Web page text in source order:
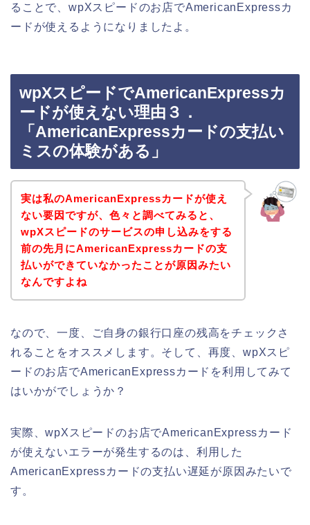
ることで、wpXスピードのお店でAmericanExpressカ
ードが使えるようになりましたよ。
wpXスピードでAmericanExpressカ
ードが使えない理由３．
「AmericanExpressカードの支払い
ミスの体験がある」
実は私のAmericanExpressカードが使え
ない要因ですが、色々と調べてみると、
wpXスピードのサービスの申し込みをする
前の先月にAmericanExpressカードの支
払いができていなかったことが原因みたい
なんですよね
なので、一度、ご自身の銀行口座の残高をチェックさ
れることをオススメします。そして、再度、wpXスピ
ードのお店でAmericanExpressカードを利用してみて
はいかがでしょうか？
実際、wpXスピードのお店でAmericanExpressカード
が使えないエラーが発生するのは、利用した
AmericanExpressカードの支払い遅延が原因みたいで
す。